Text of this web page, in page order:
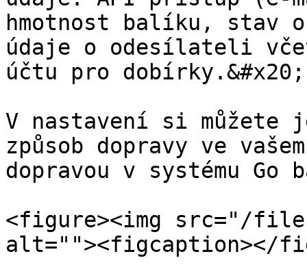
hmotnost balíku, stav
údaje o odesílateli
účtu pro dobírky.&#x20;
V nastavení si můžete
způsob dopravy ve
dopravou v systému Go
<figure><img src="/
alt=""><figcaption></